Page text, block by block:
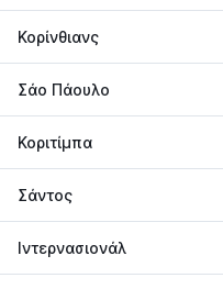
Κορίνθιανς
Σάο Πάουλο
Κοριτίμπα
Σάντος
Ιντερνασιονάλ